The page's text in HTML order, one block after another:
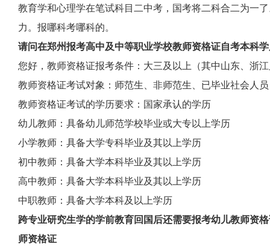
教育学和心理学在笔试科目二中考，国考将二科合二为一
力。报哪科考哪科的。
请问在郑州报考高中及中等职业学校教师资格证自考本科
您好，教师资格证报考条件：大三及以上（其中山东、浙
教师资格证考试对象：师范生、非师范生、已毕业社会人员
教师资格证考试的学历要求：国家承认的学历
幼儿教师：具备幼儿师范学校毕业或大专以上学历
小学教师：具备大学专科毕业及其以上学历
初中教师：具备大学本科毕业及其以上学历
高中教师：具备大学本科毕业及其以上学历
中职教师：具备大学本科及以上学历
跨专业研究生学的学前教育回国后还需要报考幼儿教师资
师资格证